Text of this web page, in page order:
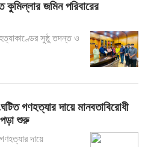
কুমিল্লার জমিন পরিবারের
সুষ্ঠু তদন্ত ও
গণহত্যার দায়ে মানবতাবিরোধী
পড়া শুরু
দায়ে